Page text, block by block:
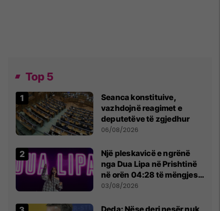
Top 5
Seanca konstituive,
vazhdojnë reagimet e
deputetëve të zgjedhur
06/08/2026
Një pleskavicë e ngrënë
nga Dua Lipa në Prishtinë
në orën 04:28 të mëngjesit
- dhe bota digjitale serbe
03/08/2026